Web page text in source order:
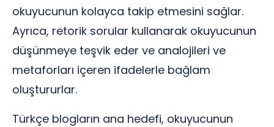
okuyucunun kolayca takip etmesini sağlar.
Ayrıca, retorik sorular kullanarak okuyucunun
düşünmeye teşvik eder ve analojileri ve
metaforları içeren ifadelerle bağlam
oluştururlar.
Türkçe blogların ana hedefi, okuyucunun